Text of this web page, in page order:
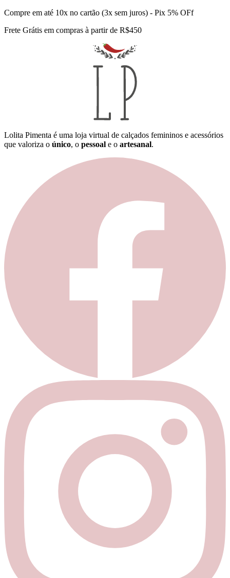
Compre em até 10x no cartão (3x sem juros) - Pix 5% OFf
Frete Grátis em compras à partir de R$450
Lolita Pimenta é uma loja virtual de calçados femininos e acessórios
que valoriza o único, o pessoal e o artesanal.